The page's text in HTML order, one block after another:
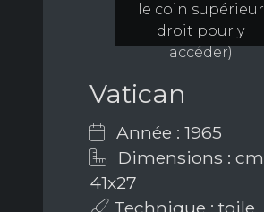
le coin supérieur
droit pour y
accéder)
Vatican
Année : 1965
Dimensions : cm
41x27
Technique : toile